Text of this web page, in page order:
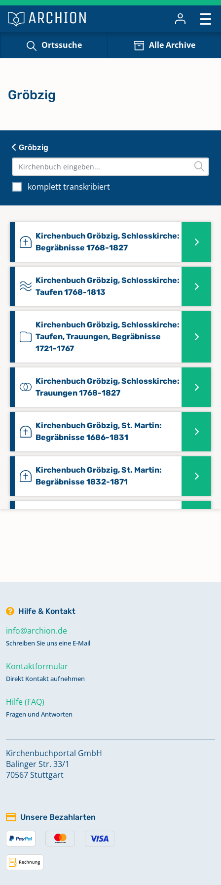
Ortssuche Alle Archive
Gröbzig
komplett transkribiert
Kirchenbuch Gröbzig, Schlosskirche:
Begräbnisse 1768-1827
Kirchenbuch Gröbzig, Schlosskirche:
Taufen 1768-1813
Kirchenbuch Gröbzig, Schlosskirche:
Taufen, Trauungen, Begräbnisse
1721-1767
Kirchenbuch Gröbzig, Schlosskirche:
Trauungen 1768-1827
Kirchenbuch Gröbzig, St. Martin:
Begräbnisse 1686-1831
Kirchenbuch Gröbzig, St. Martin:
Begräbnisse 1832-1871
Keine verfügbaren Digitalisate
Kirchenbuch Gröbzig, St. Martin:
Kommunikanten 1930-1936
Keine verfügbaren Digitalisate
Kirchenbuch Gröbzig, St. Martin:
Konfirmationen 1840-1866
Kirchenbuch Gröbzig, St. Martin:
Trauungen 1925-1959
Kirchenbuch Gröbzig, St. Martin:
Kirchenbuch Gröbzig, St. Martin:
Konfirmationen 1933-1984
Keine verfügbaren Digitalisate
Gröbzig
Hilfe & Kontakt
info@archion.de
Schreiben Sie uns eine E-Mail
Kontaktformular
Direkt Kontakt aufnehmen
Hilfe (FAQ)
Fragen und Antworten
Kirchenbuchportal GmbH
Balinger Str. 33/1
70567 Stuttgart
Unsere Bezahlarten